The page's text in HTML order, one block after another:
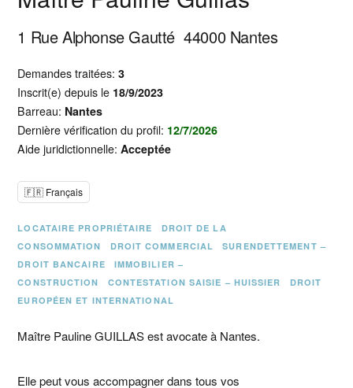
1 Rue Alphonse Gautté 44000 Nantes
Demandes traitées:3
Inscrit(e) depuis le 18/9/2023
Barreau: Nantes
Dernière vérification du profil: 12/7/2026
Aide juridictionnelle:Acceptée
🇫🇷 Français
LOCATAIRE PROPRIÉTAIRE
DROIT DE LA
CONSOMMATION
DROIT COMMERCIAL
SURENDETTEMENT –
DROIT BANCAIRE
IMMOBILIER –
CONSTRUCTION
CONTESTATION SAISIE – HUISSIER
DROIT
EUROPÉEN ET INTERNATIONAL
Maître Pauline GUILLAS est avocate à Nantes.
Elle peut vous accompagner dans tous vos